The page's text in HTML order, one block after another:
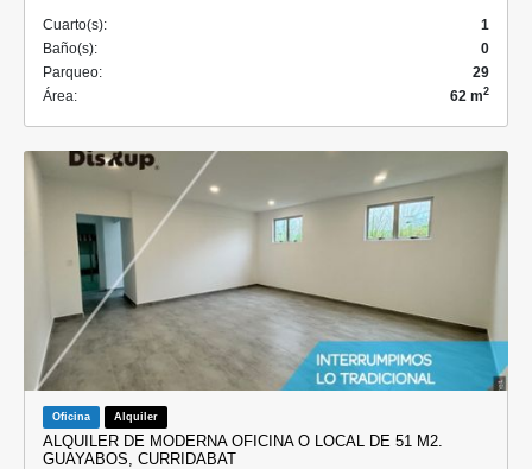
Cuarto(s):
1
Baño(s):
0
Parqueo:
29
Área:
62 m2
Oficina Alquiler
ALQUILER DE MODERNA OFICINA O LOCAL DE 51 M2.
GUAYABOS, CURRIDABAT